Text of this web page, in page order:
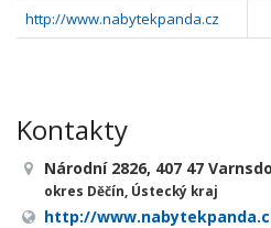
http://www.nabytekpanda.cz
Kontakty
Národní 2826, 407 47
okres Děčín, Ústecký kraj
http://